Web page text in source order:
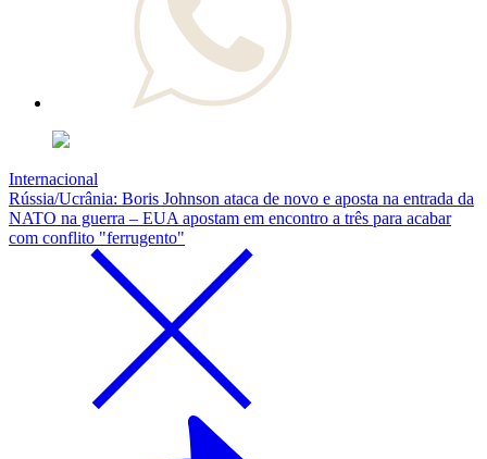
Internacional
Rússia/Ucrânia: Boris Johnson ataca de novo e aposta na entrada da
NATO na guerra – EUA apostam em encontro a três para acabar
com conflito "ferrugento"